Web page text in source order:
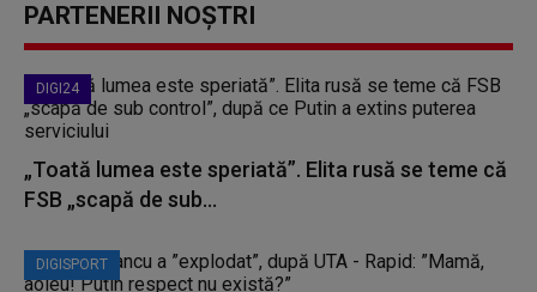
PARTENERII NOȘTRI
DIGI24
„Toată lumea este speriată”. Elita rusă se teme că
FSB „scapă de sub...
DIGISPORT